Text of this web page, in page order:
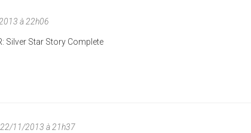
à 22h06
Silver Star Story Complete
22/11/2013 à 21h37